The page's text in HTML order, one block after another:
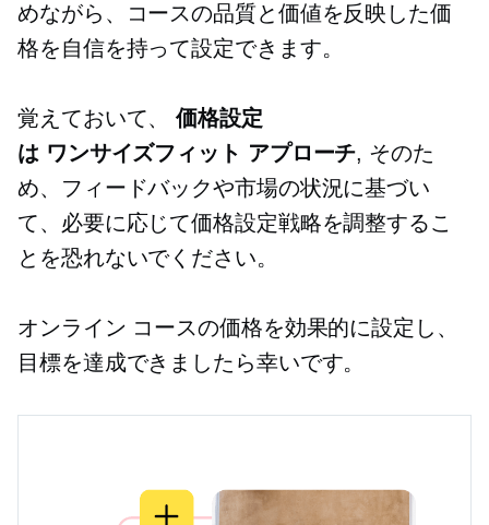
めながら、コースの品質と価値を反映した価
格を自信を持って設定できます。
覚えておいて、価格設定
は ワンサイズフィット アプローチ, そのた
め、フィードバックや市場の状況に基づい
て、必要に応じて価格設定戦略を調整するこ
とを恐れないでください。
オンライン コースの価格を効果的に設定し、
目標を達成できましたら幸いです。